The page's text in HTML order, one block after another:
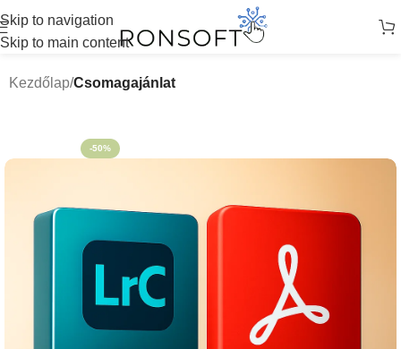
Skip to navigation
Skip to main content
Kezdőlap Csomagajánlat
-50%